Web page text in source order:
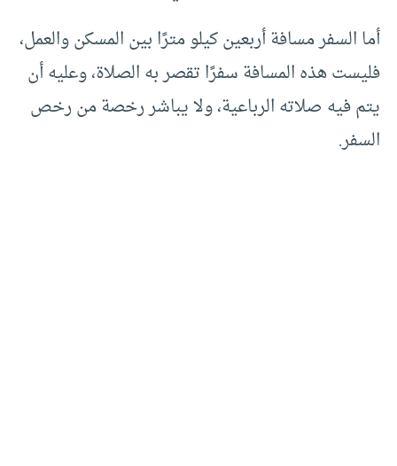
أما السفر مسافة أربعين كيلو مترًا بين المسكن والعمل،
فليست هذه المسافة سفرًا تقصر به الصلاة، وعليه أن
يتم فيه صلاته الرباعية، ولا يباشر رخصة من رخص
السفر.